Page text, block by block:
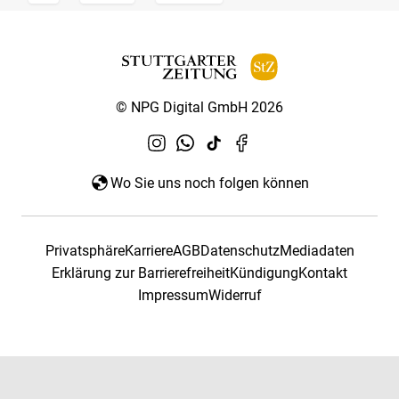
© NPG Digital GmbH 2026
Wo Sie uns noch folgen können
PrivatsphäreKarriereAGBDatenschutzMediadaten
Erklärung zur BarrierefreiheitKündigungKontakt
ImpressumWiderruf